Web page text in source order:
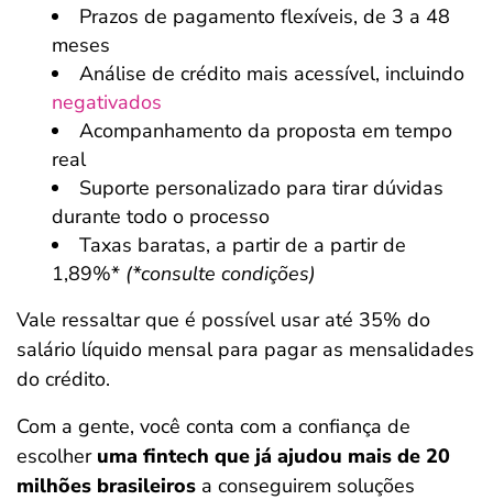
Prazos de pagamento flexíveis, de 3 a 48
meses
Análise de crédito mais acessível, incluindo
negativados
Acompanhamento da proposta em tempo
real
Suporte personalizado para tirar dúvidas
durante todo o processo
Taxas baratas, a partir de a partir de
1,89%* (*consulte condições)
Vale ressaltar que é possível usar até 35% do
salário líquido mensal para pagar as mensalidades
do crédito.
Com a gente, você conta com a confiança de
escolher uma fintech que já ajudou mais de 20
milhões brasileiros a conseguirem soluções